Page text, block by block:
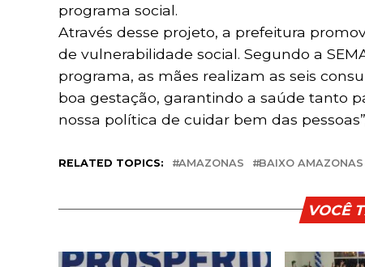
programa social.
Através desse projeto, a prefeitura
de vulnerabilidade social. Segundo a
programa, as mães realizam as seis
boa gestação, garantindo a saúde tanto
nossa política de cuidar bem das
RELATED TOPICS: AMAZONAS BAIXO AMAZONAS
VOCÊ